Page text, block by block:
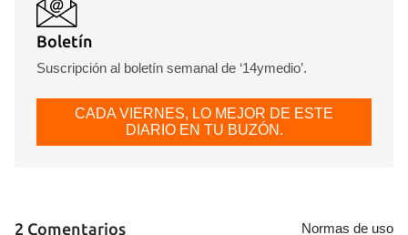
Boletín
Suscripción al boletín semanal de ‘14ymedio’.
CADA VIERNES, LO MEJOR DE ESTE
DIARIO EN TU BUZÓN.
2 Comentarios Normas de uso